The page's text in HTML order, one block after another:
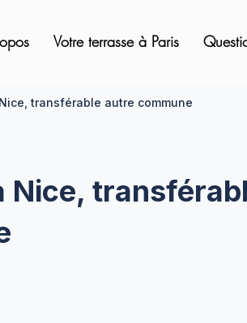
Votre terrasse à Paris
transférable autre commune
Nice,